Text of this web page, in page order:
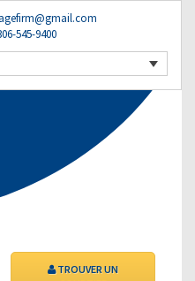
545-9400
TROUVER UN